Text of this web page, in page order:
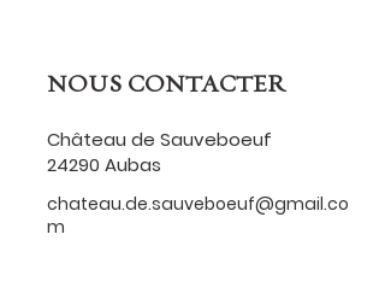
NOUS CONTACTER
Château de Sauveboeuf
24290 Aubas
chateau.de.sauveboeuf@gmail.co
m